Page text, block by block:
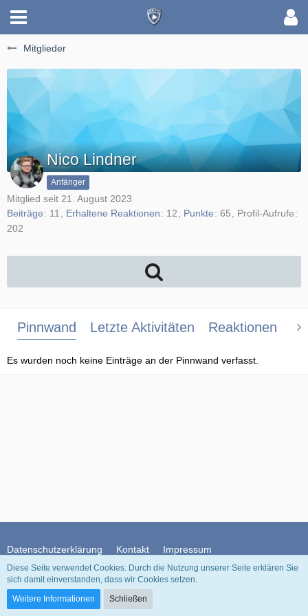
Mitglieder
Nico Lindner
Anfänger
Mitglied seit 21. August 2023
Beiträge
11 Erhaltene Reaktionen 12 Punkte 65
Profil-Aufrufe
202
Pinnwand Letzte Aktivitäten Reaktionen
Es wurden noch keine Einträge an der Pinnwand verfasst.
Datenschutzerklärung Kontakt Impressum
Community-Software:
Diese Seite verwendet Cookies. Durch die Nutzung unserer Seite erklären Sie
sich damit einverstanden, dass wir Cookies setzen.
Weitere Informationen
Schließen